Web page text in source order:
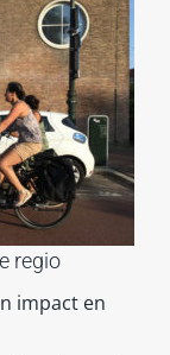
regio
impact en